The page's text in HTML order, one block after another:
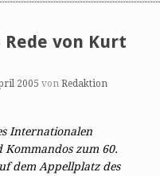
von Kurt
2005 von Redaktion
Internationalen
Kommandos zum 60.
dem Appellplatz des